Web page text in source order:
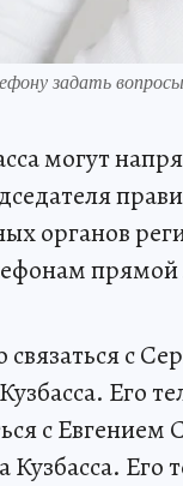
задать
могут
органов
с
Его
с
Кузбасса. Его